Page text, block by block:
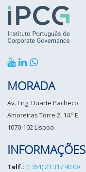
MORADA
Av. Eng. Duarte Pacheco
Amoreiras Torre 2, 14.º E
1070-102 Lisboa
INFORMAÇÕES
Telf.: (+351) 21 317 40 09